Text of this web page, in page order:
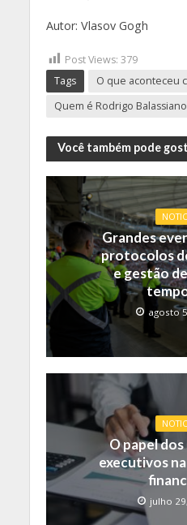
Autor: Vlasov Gogh
Post Views: 379
Tags
O que aconteceu
Quem é Rodrigo Balassiano
Você também pode
Grandes
protocolos
e gestão
agosto
O papel
executivos
julho